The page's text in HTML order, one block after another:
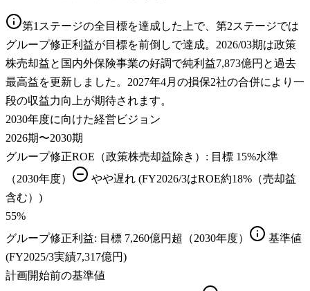
第1ステージの全目標を達成した上で、第2ステージでは
グループ修正利益が目標を前倒しで達成。2026/03期は政策
株売却益と国内外保険事業の好調で純利益7,873億円と過去
最高益を更新しました。2027年4月の損保2社の合併により一
段の収益力向上が期待されます。
2030年度に向けた経営ビジョン
2026期〜2030期
グループ修正ROE（政策株売却益除き） : 目標 15%水準
（2030年度）
やや遅れ (FY2026/3はROE約18%（売却益
含む）)
55%
グループ修正利益: 目標 7,260億円超（2030年度）
基準値
(FY2025/3実績7,317億円)
計画開始前の基準値